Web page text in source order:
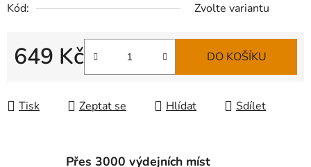
Kód:
Zvolte variantu
649 Kč DO KOŠÍKU
Tisk Zeptat se Hlídat Sdílet
Přes 3000 výdejních míst